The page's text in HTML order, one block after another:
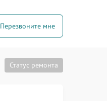
Перезвоните мне
Статус ремонта